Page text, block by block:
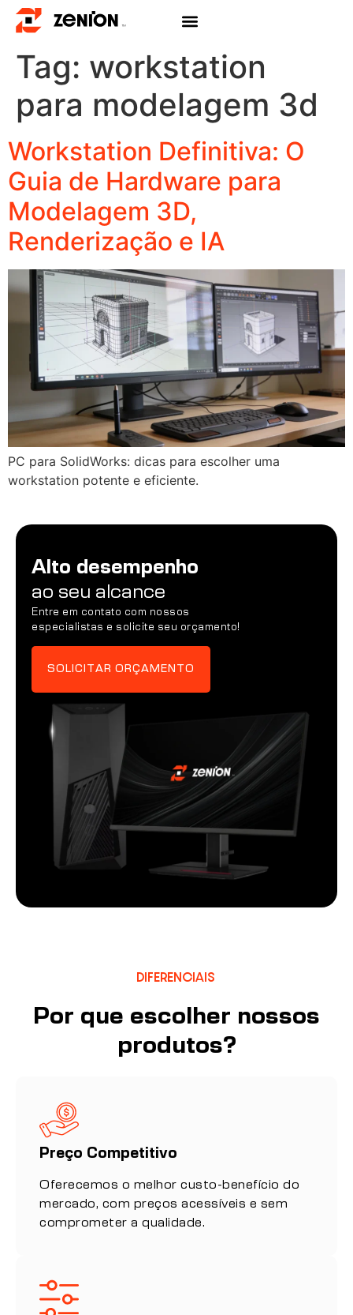
Tag: workstation
para modelagem 3d
Workstation Definitiva: O
Guia de Hardware para
Modelagem 3D,
Renderização e IA
PC para SolidWorks: dicas para escolher uma
workstation potente e eficiente.
Alto desempenho
ao seu alcance
Entre em contato com nossos
especialistas e solicite seu orçamento!
SOLICITAR ORÇAMENTO
DIFERENCIAIS
Por que escolher nossos
produtos?
Preço Competitivo
Oferecemos o melhor custo-benefício do
mercado, com preços acessíveis e sem
comprometer a qualidade.